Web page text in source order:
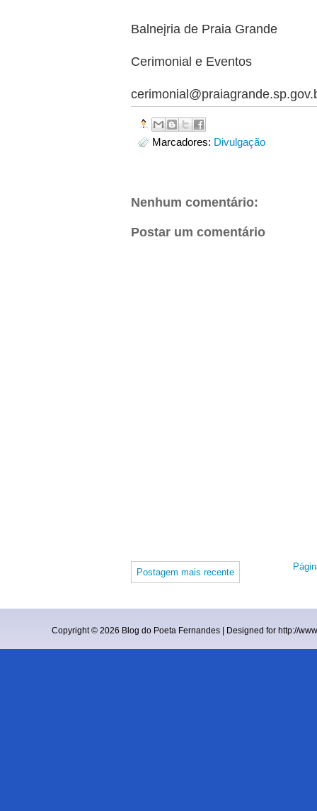
Balneįria de Praia Grande
Cerimonial e Eventos
Marcadores: Divulgação
Nenhum comentário:
Postar um comentário
Postagem mais recente
Copyright © 2026 Blog do Poeta Fernandes | Designed for http://